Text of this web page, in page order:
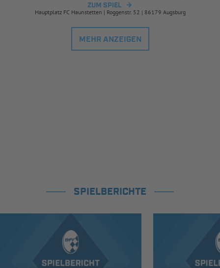
ZUM SPIEL
Hauptplatz FC Haunstetten | Roggenstr. 52 | 86179 Augsburg
MEHR ANZEIGEN
SPIELBERICHTE